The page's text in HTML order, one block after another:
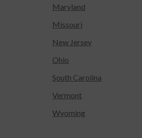
Maryland
Missouri
New Jersey
Ohio
South Carolina
Vermont
Wyoming